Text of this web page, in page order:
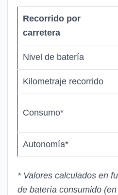
Recorrido por
carretera
Nivel de batería
Kilometraje recorrido
Consumo*
Autonomía*
* Valores calculados en
de batería consumido